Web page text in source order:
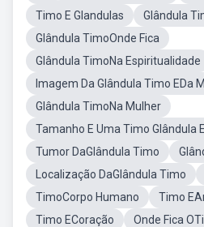
Timo E Glandulas
Glândula
Glândula TimoOnde Fica
Glândula TimoNa Espiritualidade
Imagem Da Glândula Timo EDa
Glândula TimoNa Mulher
Tamanho E Uma Timo Glândula
Tumor DaGlândula Timo
Localização DaGlândula Timo
TimoCorpo Humano
Timo
Timo ECoração
Onde Fica